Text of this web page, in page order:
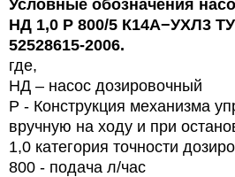
Условные обозначения
НД 1,0 Р 800/5 К14А−УХЛ3
52528615-2006.
где,
НД – насос дозировочный
Р - Конструкция механизма
вручную на ходу и при
1,0 категория точности
800 - подача л/час